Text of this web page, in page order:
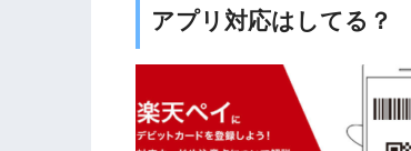
アプリ対応はしてる？